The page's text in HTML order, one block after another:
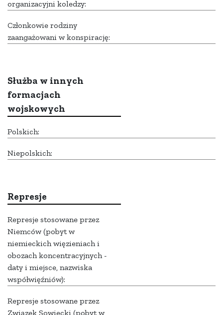
organizacyjni koledzy:
Członkowie rodziny
zaangażowani w konspirację:
Służba w innych
formacjach
wojskowych
Polskich:
Niepolskich:
Represje
Represje stosowane przez
Niemców (pobyt w
niemieckich więzieniach i
obozach koncentracyjnych -
daty i miejsce, nazwiska
współwięźniów):
Represje stosowane przez
Związek Sowiecki (pobyt w